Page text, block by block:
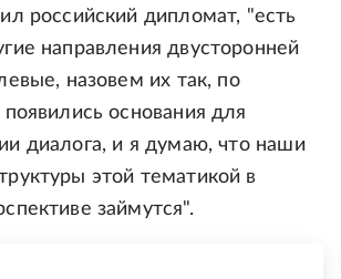
российский дипломат, "есть
направления двусторонней
назовем их так, по
основания для
диалога, и я думаю, что наши
этой тематикой в
займутся".